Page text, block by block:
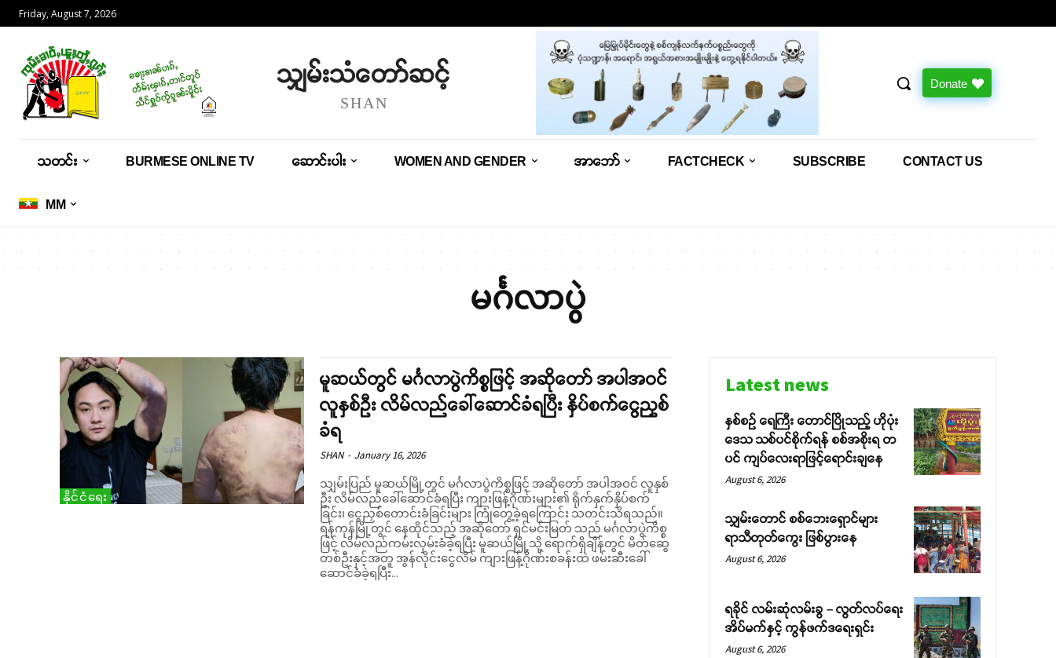
Friday, August 7, 2026
သျှမ်းသံတော်ဆင့်
SHAN
Donate
သတင်း BURMESE ONLINE TV ဆောင်းပါး WOMEN AND GENDER အာဘော် FACTCHECK SUBSCRIBE CONTACT US
MM
မင်္ဂလာပွဲ
နိုင်ငံရေး
မူဆယ်တွင် မင်္ဂလာပွဲကိစ္စဖြင့် အဆိုတော် အပါအဝင်
လူနှစ်ဦး လိမ်လည်ခေါ်ဆောင်ခံရပြီး နှိပ်စက်ငွေညှစ်
ခံရ
SHAN - January 16, 2026
သျှမ်းပြည် မူဆယ်မြို့တွင် မင်္ဂလာပွဲကိစ္စဖြင့် အဆိုတော် အပါအဝင် လူနှစ်
ဦး လိမ်လည်ခေါ်ဆောင်ခံရပြီး ကျားဖြန့်ဂိုဏ်းများ၏ ရိုက်နှက်နှိပ်စက်
ခြင်း၊ ငွေညှစ်တောင်းခံခြင်းများ ကြုံတွေ့ခဲ့ရကြောင်း သတင်းသိရသည်။
ရန်ကုန်မြို့တွင် နေထိုင်သည့် အဆိုတော် ရှင်မင်းမြတ် သည် မင်္ဂလာပွဲကိစ္စ
ဖြင့် လိမ်လည်ကမ်းလှမ်းခံခဲ့ရပြီး မူဆယ်မြို့သို့ ရောက်ရှိချိန်တွင် မိတ်ဆွေ
တစ်ဦးနှင့်အတူ အွန်လိုင်းငွေလိမ် ကျားဖြန့်ဂိုဏ်းစခန်းထဲ ဖမ်းဆီးခေါ်
ဆောင်ခံခဲ့ရပြီး...
Latest news
နှစ်စဉ် ရေကြီး တောင်ပြိုသည့် ဟိုပုံး
ဒေသ သစ်ပင်စိုက်ရန် စစ်အစိုးရ တ
ပင် ကျပ်လေးရာဖြင့်ရောင်းချနေ
August 6, 2026
သျှမ်းတောင် စစ်ဘေးရှောင်များ
ရာသီတုတ်ကွေး ဖြစ်ပွားနေ
August 6, 2026
ရခိုင် လမ်းဆုံလမ်းခွ – လွတ်လပ်ရေး
အိပ်မက်နှင့် ကွန်ဖက်ဒရေးရှင်း
August 6, 2026